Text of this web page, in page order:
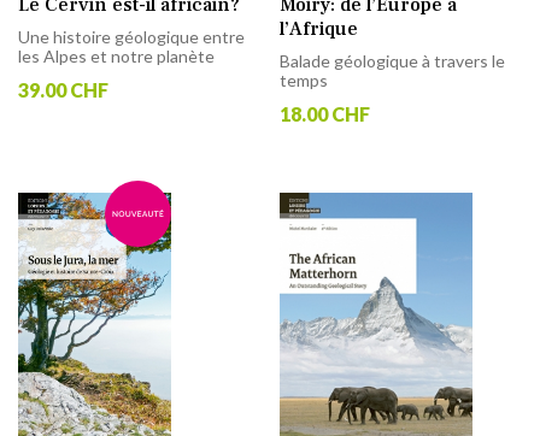
Le Cervin est-il africain?
Une histoire géologique entre
les Alpes et notre planète
39.00 CHF
Moiry: de l’Europe à
l’Afrique
Balade géologique à travers le
temps
18.00 CHF